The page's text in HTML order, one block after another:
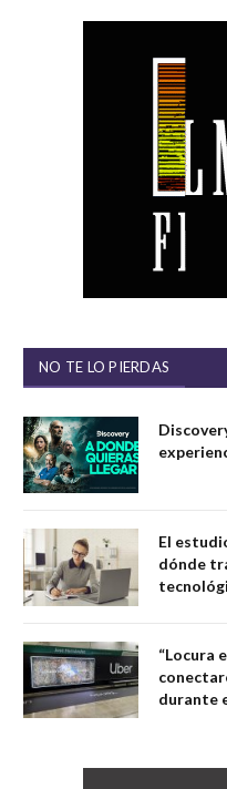
NO TE LO PIERDAS
El
dónde
“Locura
durante